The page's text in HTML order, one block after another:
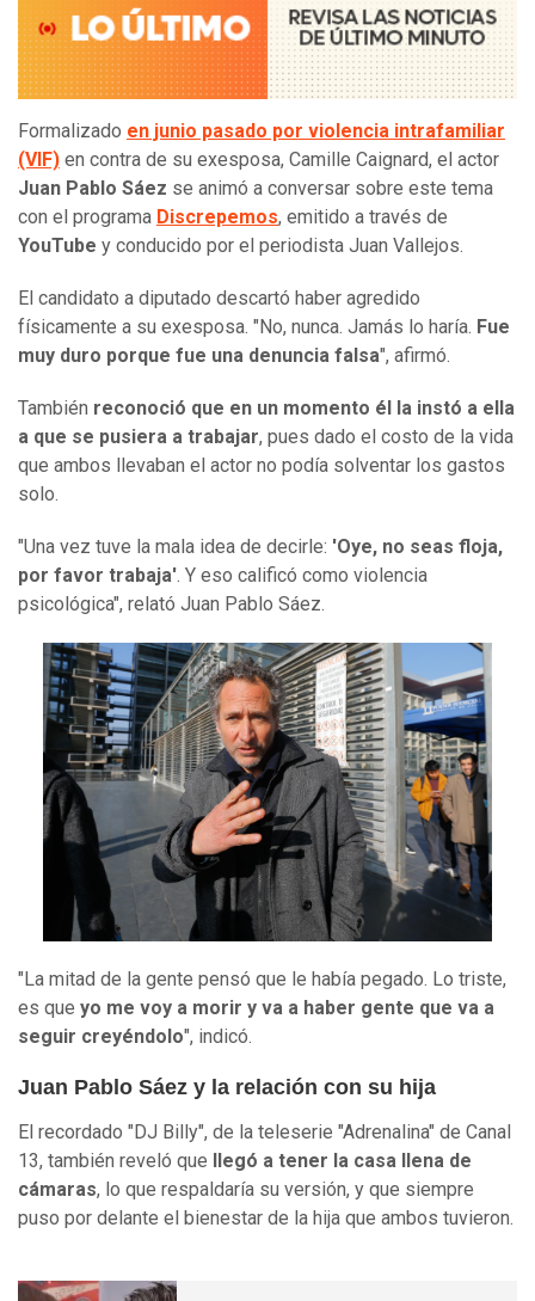
Formalizado en junio pasado por violencia intrafamiliar
(VIF) en contra de su exesposa, Camille Caignard, el actor
Juan Pablo Sáez se animó a conversar sobre este tema
con el programa Discrepemos, emitido a través de
YouTube y conducido por el periodista Juan Vallejos.
El candidato a diputado descartó haber agredido
físicamente a su exesposa. "No, nunca. Jamás lo haría. Fue
muy duro porque fue una denuncia falsa", afirmó.
También reconoció que en un momento él la instó a ella
a que se pusiera a trabajar, pues dado el costo de la vida
que ambos llevaban el actor no podía solventar los gastos
solo.
"Una vez tuve la mala idea de decirle: 'Oye, no seas floja,
por favor trabaja'. Y eso calificó como violencia
psicológica", relató Juan Pablo Sáez.
"La mitad de la gente pensó que le había pegado. Lo triste,
es que yo me voy a morir y va a haber gente que va a
seguir creyéndolo", indicó.
Juan Pablo Sáez y la relación con su hija
El recordado "DJ Billy", de la teleserie "Adrenalina" de Canal
13, también reveló que
llegó a tener la casa llena de
cámaras, lo que respaldaría su versión, y que siempre
puso por delante el bienestar de la hija que ambos tuvieron.